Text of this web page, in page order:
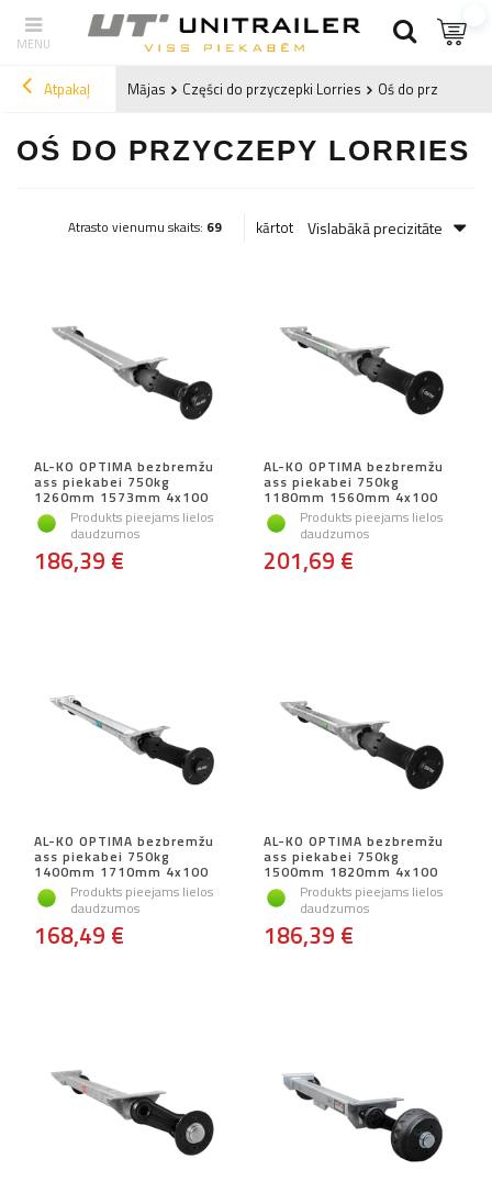
Atpakaļ Mājas Części do przyczepki Lorries Oś do przyczepy
OŚ DO PRZYCZEPY LORRIES
Atrasto vienumu skaits: 69 kārtot Vislabākā precizitāte
AL-KO OPTIMA bezbremžu
ass piekabei 750kg
1260mm 1573mm 4x100
Produkts pieejams lielos
daudzumos
186,39 €
AL-KO OPTIMA bezbremžu
ass piekabei 750kg
1180mm 1560mm 4x100
Produkts pieejams lielos
daudzumos
201,69 €
AL-KO OPTIMA bezbremžu
ass piekabei 750kg
1400mm 1710mm 4x100
Produkts pieejams lielos
daudzumos
168,49 €
AL-KO OPTIMA bezbremžu
ass piekabei 750kg
1500mm 1820mm 4x100
Produkts pieejams lielos
daudzumos
186,39 €